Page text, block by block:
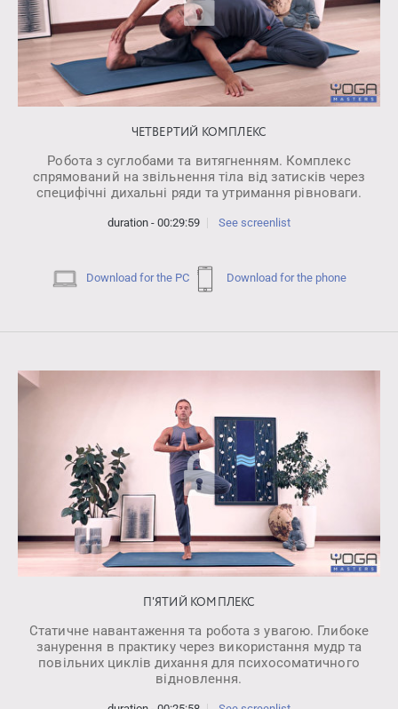
ЧЕТВЕРТИЙ КОМПЛЕКС
Робота з суглобами та витягненням. Комплекс
спрямований на звільнення тіла від затисків через
специфічні дихальні ряди та утримання рівноваги.
duration - 00:29:59 See screenlist
Download for the PC Download for the phone
П'ЯТИЙ КОМПЛЕКС
Статичне навантаження та робота з увагою. Глибоке
занурення в практику через використання мудр та
повільних циклів дихання для психосоматичного
відновлення.